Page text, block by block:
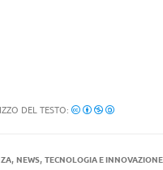
DEL TESTO:
, NEWS, TECNOLOGIA E INNOVAZIONE